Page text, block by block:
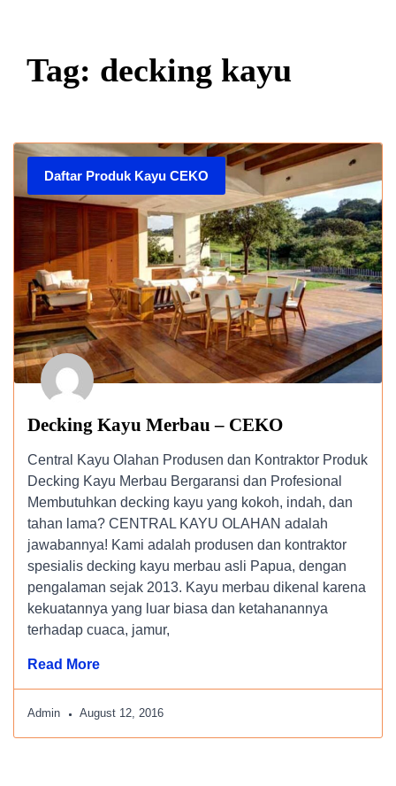
Tag: decking kayu
Daftar Produk Kayu CEKO
Decking Kayu Merbau – CEKO
Central Kayu Olahan Produsen dan Kontraktor Produk
Decking Kayu Merbau Bergaransi dan Profesional
Membutuhkan decking kayu yang kokoh, indah, dan
tahan lama? CENTRAL KAYU OLAHAN adalah
jawabannya! Kami adalah produsen dan kontraktor
spesialis decking kayu merbau asli Papua, dengan
pengalaman sejak 2013. Kayu merbau dikenal karena
kekuatannya yang luar biasa dan ketahanannya
terhadap cuaca, jamur,
Read More
Admin August 12, 2016